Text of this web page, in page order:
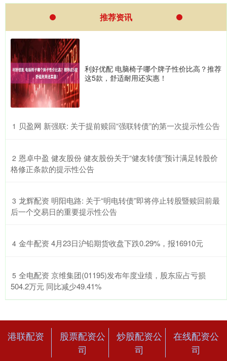
推荐资讯
利好优配 电脑椅子哪个牌子性价比高？推荐
这5款，舒适耐用还实惠！
1 ​贝盈网 新强联: 关于提前赎回“强联转债”的第一次提示性公告
2 ​恩卓中盈 健友股份 健友股份关于“健友转债”预计满足转股价
格修正条款的提示性公告
3 ​龙辉配资 明阳电路: 关于“明电转债”即将停止转股暨赎回前最
后一个交易日的重要提示性公告
4 ​金牛配资 4月23日沪铅期货收盘下跌0.29%，报16910元
5 ​全电配资 京维集团(01195)发布年度业绩，股东应占亏损
504.2万元 同比减少49.41%
港联配资
股票配资公
司
炒股配资公
司
在线配资公
司